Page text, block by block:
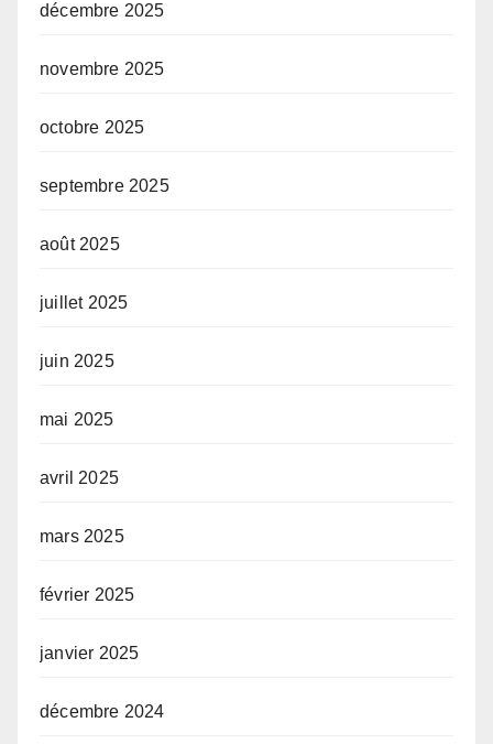
décembre 2025
novembre 2025
octobre 2025
septembre 2025
août 2025
juillet 2025
juin 2025
mai 2025
avril 2025
mars 2025
février 2025
janvier 2025
décembre 2024